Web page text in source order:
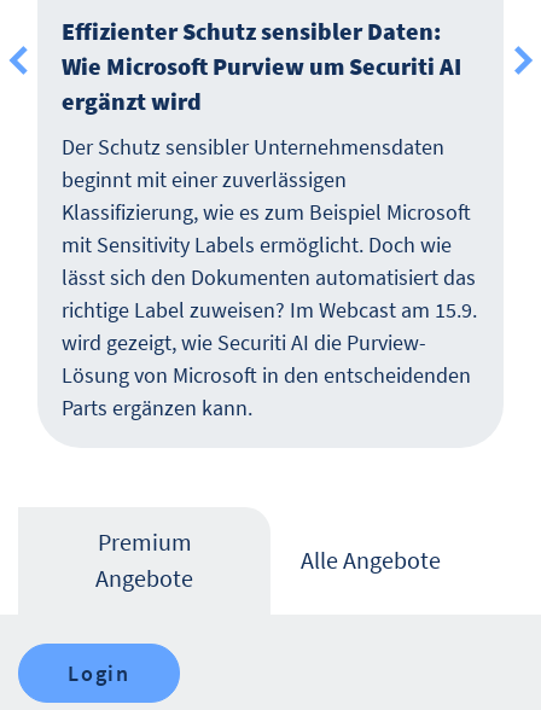
Effizienter Schutz sensibler Daten:
Wie Microsoft Purview um Securiti AI
ergänzt wird
Der Schutz sensibler Unternehmensdaten
beginnt mit einer zuverlässigen
Klassifizierung, wie es zum Beispiel Microsoft
mit Sensitivity Labels ermöglicht. Doch wie
lässt sich den Dokumenten automatisiert das
richtige Label zuweisen? Im Webcast am 15.9.
wird gezeigt, wie Securiti AI die Purview-
Lösung von Microsoft in den entscheidenden
Parts ergänzen kann.
Premium
Angebote
Alle Angebote
Login